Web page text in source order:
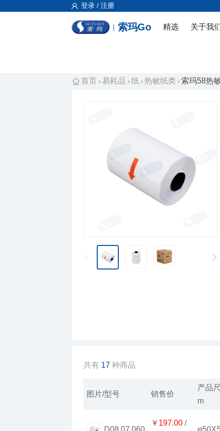
登录 / 注册
索玛Go 精选 关于我
首页 易耗品 纸 热敏纸类 索玛58热
共有 17种商品
图片/型号
销售价
m
D08.07.060
￥197.00